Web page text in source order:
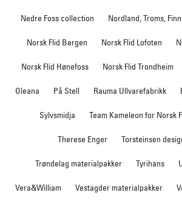
Nedre Foss collection Nordland, Troms,
Norsk Flid Bergen Norsk Flid Lofoten
Norsk Flid Hønefoss Norsk Flid Trondheim
Oleana På Stell Rauma Ullvarefabrikk
Sylvsmidja Team Kameleon for Norsk
Therese Enger Torsteinsen
Trøndelag materialpakker Tyrihans
Vera&William Vestagder materialpakker